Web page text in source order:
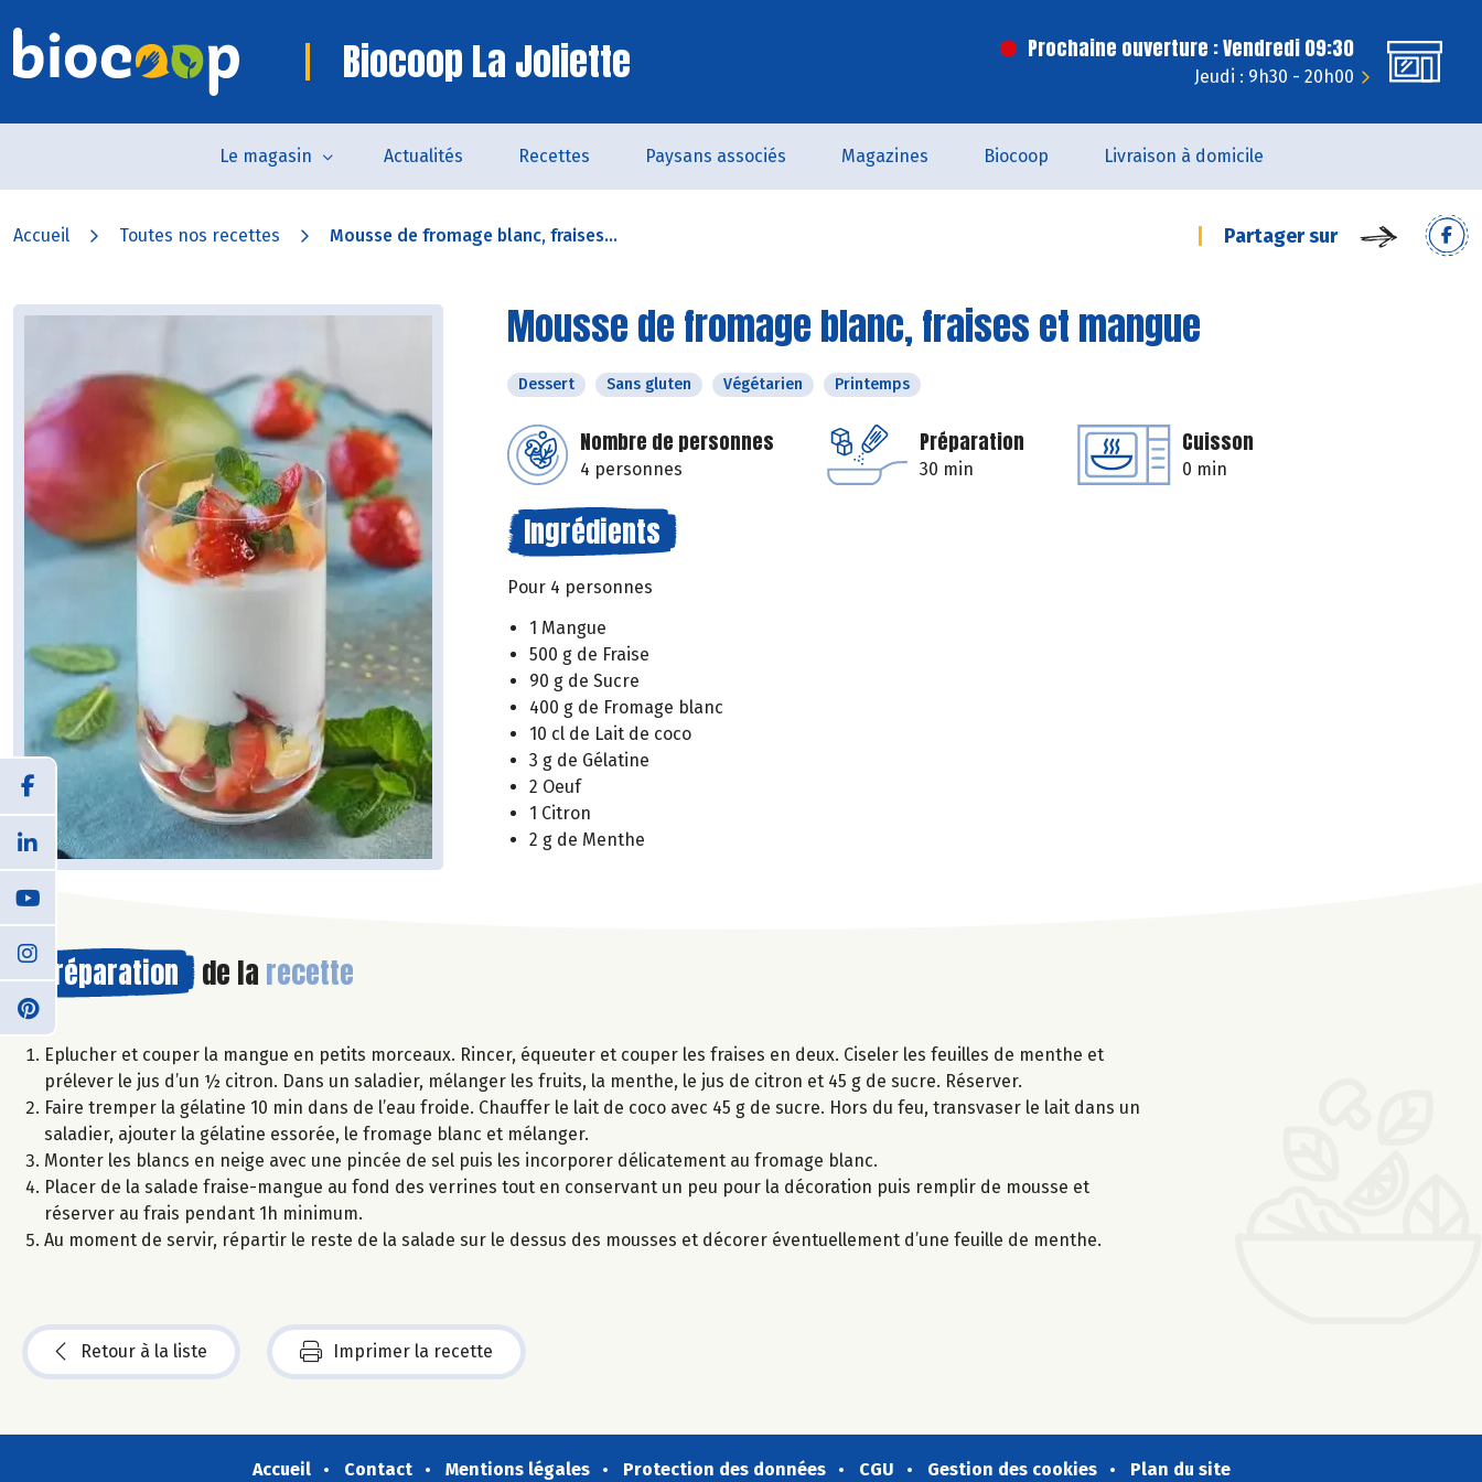
Biocoop La Joliette Prochaine ouverture : Vendredi 09:30
Jeudi : 9h30 - 20h00
Le magasin Actualités Recettes Paysans associés Magazines Biocoop Livraison à domicile
Accueil Toutes nos recettes Mousse de fromage blanc, fraises... Partager sur
Mousse de fromage blanc, fraises et mangue
Dessert Sans gluten Végétarien Printemps
Nombre de personnes
4 personnes
Préparation
30 min
Cuisson
0 min
Ingrédients
Pour 4 personnes
1 Mangue
500 g de Fraise
90 g de Sucre
400 g de Fromage blanc
10 cl de Lait de coco
3 g de Gélatine
2 Oeuf
1 Citron
2 g de Menthe
Préparation de la recette
Eplucher et couper la mangue en petits morceaux. Rincer, équeuter et couper les fraises en deux. Ciseler les feuilles de menthe et
prélever le jus d’un ½ citron. Dans un saladier, mélanger les fruits, la menthe, le jus de citron et 45 g de sucre. Réserver.
Faire tremper la gélatine 10 min dans de l’eau froide. Chauffer le lait de coco avec 45 g de sucre. Hors du feu, transvaser le lait dans un
saladier, ajouter la gélatine essorée, le fromage blanc et mélanger.
Monter les blancs en neige avec une pincée de sel puis les incorporer délicatement au fromage blanc.
Placer de la salade fraise-mangue au fond des verrines tout en conservant un peu pour la décoration puis remplir de mousse et
réserver au frais pendant 1h minimum.
Au moment de servir, répartir le reste de la salade sur le dessus des mousses et décorer éventuellement d’une feuille de menthe.
Retour à la liste Imprimer la recette
Accueil Contact Mentions légales Protection des données CGU Gestion des cookies Plan du site